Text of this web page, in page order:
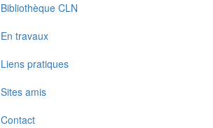
Bibliothèque CLN
En travaux
Liens pratiques
Sites amis
Contact